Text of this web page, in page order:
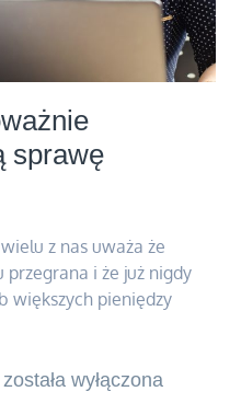
sprawę
z nas uważa że
przegrana i że już nigdy
większych pieniędzy
Komornik
została wyłączona